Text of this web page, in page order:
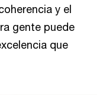
y el
gente puede
que